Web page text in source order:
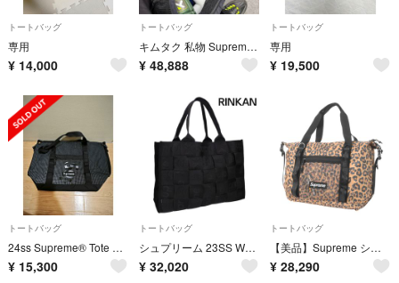
トートバッグ
専用
¥ 14,000
トートバッグ
キムタク 私物 Supreme 25 Mesh Tote Bag トートバッグ
¥ 48,888
トートバッグ
専用
¥ 19,500
トートバッグ
24ss Supreme® Tote Bag トートバッグ 美品
¥ 15,300
トートバッグ
シュプリーム 23SS Woven Large Tote ウーヴンラージトートバッグ メンズ LARGE
¥ 32,020
トートバッグ
【美品】Supreme シュプリーム バッグ レオパード | 20AW レオパード柄 ジップ トートバッグ (Zip Tote) | ブランド カバン ボックスロゴ【メンズ】【中古】
¥ 28,290